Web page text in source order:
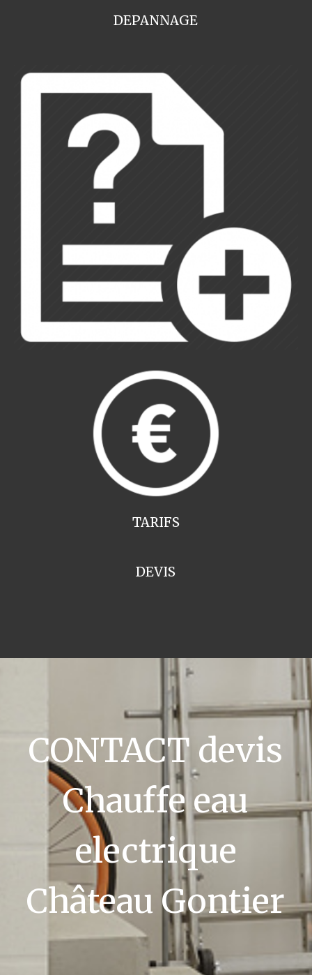
DEPANNAGE
TARIFS
DEVIS
CONTACT devis
Chauffe eau
electrique
Château Gontier